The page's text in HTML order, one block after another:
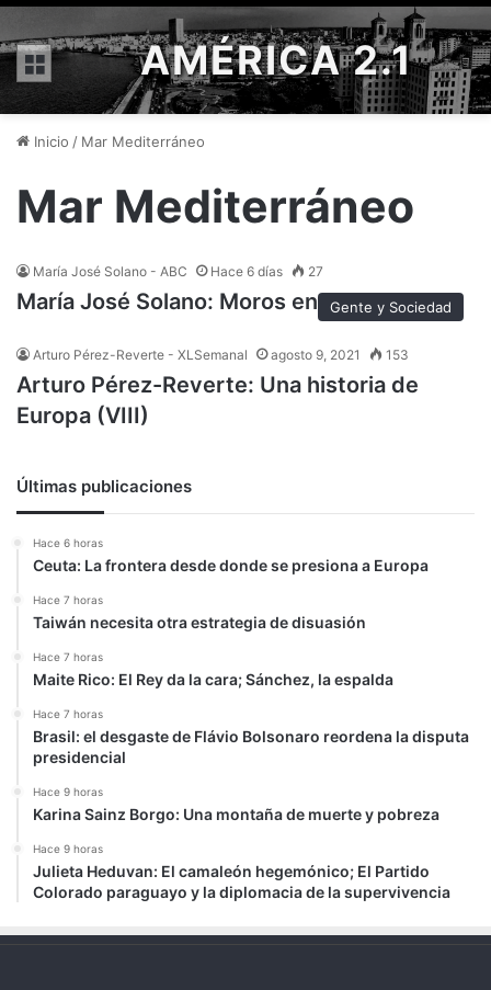
Menú AMÉRICA 2.1
Inicio / Mar Mediterráneo
Mar Mediterráneo
María José Solano - ABC Hace 6 días 27
María José Solano: Moros en la costa
Gente y Sociedad
Arturo Pérez-Reverte - XLSemanal agosto 9, 2021 153
Arturo Pérez-Reverte: Una historia de
Europa (VIII)
Últimas publicaciones
Hace 6 horas
Ceuta: La frontera desde donde se presiona a Europa
Hace 7 horas
Taiwán necesita otra estrategia de disuasión
Hace 7 horas
Maite Rico: El Rey da la cara; Sánchez, la espalda
Hace 7 horas
Brasil: el desgaste de Flávio Bolsonaro reordena la disputa
presidencial
Hace 9 horas
Karina Sainz Borgo: Una montaña de muerte y pobreza
Hace 9 horas
Julieta Heduvan: El camaleón hegemónico; El Partido
Colorado paraguayo y la diplomacia de la supervivencia